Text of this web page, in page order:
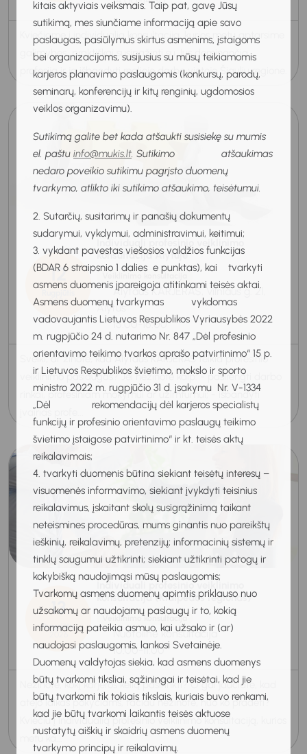
kitais aktyviais veiksmais. Taip pat, gavę Jūsų
sutikimą, mes siunčiame informaciją apie savo
paslaugas, pasiūlymus skirtus asmenims, įstaigoms
bei organizacijoms, susijusius su mūsų teikiamomis
karjeros planavimo paslaugomis (konkursų, parodų,
seminarų, konferencijų ir kitų renginių, ugdomosios
veiklos organizavimu).
Sutikimą galite bet kada atšaukti susisiekę su mumis
el. paštu info@mukis.lt. Sutikimo atšaukimas
nedaro poveikio sutikimu pagrįsto duomenų
tvarkymo, atlikto iki sutikimo atšaukimo, teisėtumui.
2. Sutarčių, susitarimų ir panašių dokumentų
sudarymui, vykdymui, administravimui, keitimui;
3. vykdant pavestas viešosios valdžios funkcijas
(BDAR 6 straipsnio 1 dalies e punktas), kai tvarkyti
asmens duomenis įpareigoja atitinkami teisės aktai.
Asmens duomenų tvarkymas vykdomas
vadovaujantis Lietuvos Respublikos Vyriausybės 2022
m. rugpjūčio 24 d. nutarimo Nr. 847 „Dėl profesinio
orientavimo teikimo tvarkos aprašo patvirtinimo“ 15 p.
ir Lietuvos Respublikos švietimo, mokslo ir sporto
ministro 2022 m. rugpjūčio 31 d. įsakymu Nr. V-1334
„Dėl rekomendacijų dėl karjeros specialistų
funkcijų ir profesinio orientavimo paslaugų teikimo
švietimo įstaigose patvirtinimo“ ir kt. teisės aktų
reikalavimais;
4. tvarkyti duomenis būtina siekiant teisėtų interesų –
visuomenės informavimo, siekiant įvykdyti teisinius
reikalavimus, įskaitant skolų susigrąžinimą taikant
neteismines procedūras, mums ginantis nuo pareikštų
ieškinių, reikalavimų, pretenzijų; informacinių sistemų ir
tinklų saugumui užtikrinti; siekiant užtikrinti patogų ir
kokybišką naudojimąsi mūsų paslaugomis;
Tvarkomų asmens duomenų apimtis priklauso nuo
užsakomų ar naudojamų paslaugų ir to, kokią
informaciją pateikia asmuo, kai užsako ir (ar)
naudojasi paslaugomis, lankosi Svetainėje.
Duomenų valdytojas siekia, kad asmens duomenys
būtų tvarkomi tiksliai, sąžiningai ir teisėtai, kad jie
būtų tvarkomi tik tokiais tikslais, kuriais buvo renkami,
kad jie būtų tvarkomi laikantis teisės aktuose
nustatytų aiškių ir skaidrių asmens duomenų
tvarkymo principų ir reikalavimų.
Kviečiame į individualią konsultaciją, kurios metu aptarsime
galimybes praktiškai susipažinti su Jus dominančia
profesija ir ją išbandyti realioje darbo vietoje Šiaulių regione.
12
2026
Individuali profesinio veiklinimo
konsultacija Alytuje
Veiklinimo konsultacija
Alytaus KARJERAS, Vilniaus g. 21,
Alytus
15:00-16:00
Sveiki, ar žinote, kad Alytaus KARJERAS teikia profesinio
veiklinimo paslaugas? Jei nežinote kaip: - pasirengti darbo
rinkai, profesiniam mokymui ar užimtumui; - išbandyti
įvairias profe...
13
Rugpjūtis
2026
Individuali profesinio veiklinimo
konsultacija (Klaipėdos regionas)
Veiklinimo konsultacija
Nuotolinė konsultacija
10:00-11:00
Nežinote, kokį karjeros kelią pasirinkti? O gal jaučiate, kad
atėjo laikas pokyčiams, tačiau nežinote, nuo ko pradėti?
Kviečiu į individualią profesinio veiklinimo konsultaciją, kurios
metu ka...